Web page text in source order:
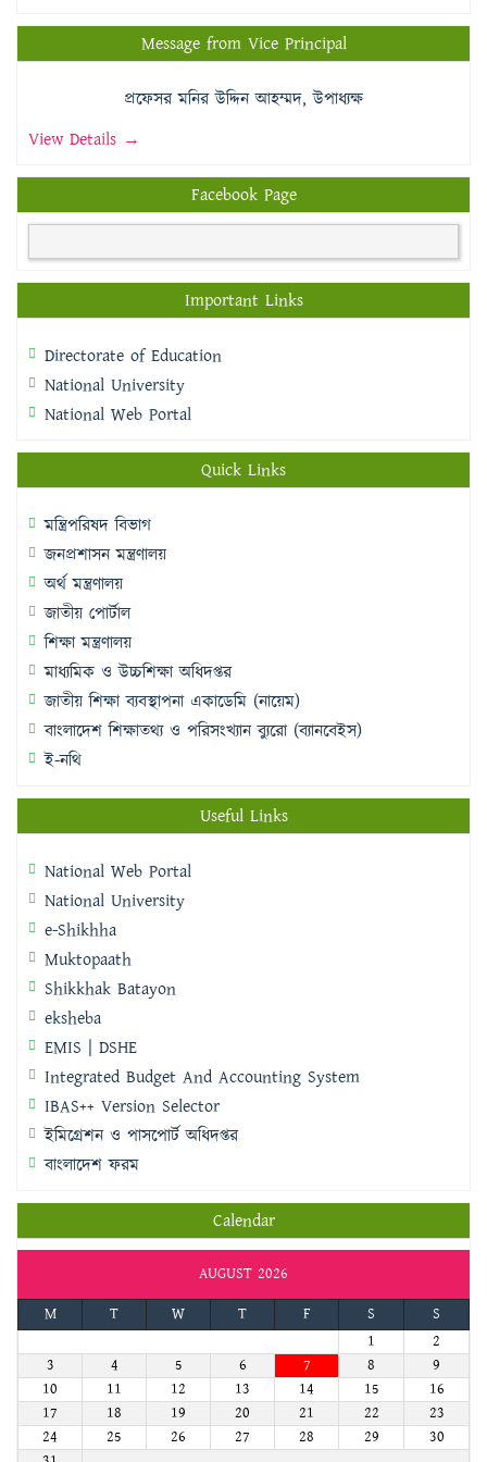
Message from Vice Principal
প্রফেসর মনির উদ্দিন আহম্মদ, উপাধ্যক্ষ
View Details →
Facebook Page
Important Links
Directorate of Education
National University
National Web Portal
Quick Links
মন্ত্রিপরিষদ বিভাগ
জনপ্রশাসন মন্ত্রণালয়
অর্থ মন্ত্রণালয়
জাতীয় পোর্টাল
শিক্ষা মন্ত্রণালয়
মাধ্যমিক ও উচ্চশিক্ষা অধিদপ্তর
জাতীয় শিক্ষা ব্যবস্থাপনা একাডেমি (নায়েম)
বাংলাদেশ শিক্ষাতথ্য ও পরিসংখ্যান ব্যুরো (ব্যানবেইস)
ই-নথি
Useful Links
National Web Portal
National University
e-Shikhha
Muktopaath
Shikkhak Batayon
eksheba
EMIS | DSHE
Integrated Budget And Accounting System
IBAS++ Version Selector
ইমিগ্রেশন ও পাসপোর্ট অধিদপ্তর
বাংলাদেশ ফরম
Calendar
AUGUST 2026
M
T W T F S
S
1
2
3
4 5 6 7 8
9
10
11 12 13 14 15
16
17
18 19 20 21 22
23
24
25 26 27 28 29
30